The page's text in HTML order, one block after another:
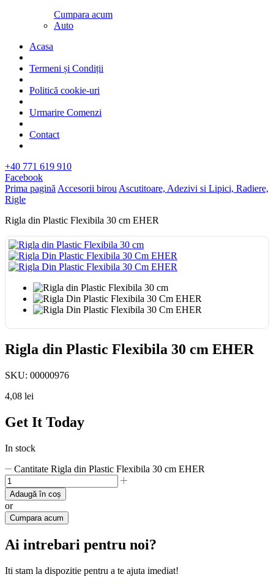
Cumpara acum
Auto
Acasa
Termeni și Condiții
Politică cookie-uri
Urmarire Comenzi
Contact
+40 771 619 910
Facebook
Prima pagină Accesorii birou Ascutitoare, Adezivi si Lipici, Radiere,
Rigle
Rigla din Plastic Flexibila 30 cm EHER
Rigla din Plastic Flexibila 30 cm EHER
SKU: 00000976
4,08 lei
Get It Today
In stock
Cantitate Rigla din Plastic Flexibila 30 cm EHER
Adaugă în coș
or
Cumpara acum
Ai intrebari pentru noi?
Iti stam la dispozitie pentru a te ajuta imediat!